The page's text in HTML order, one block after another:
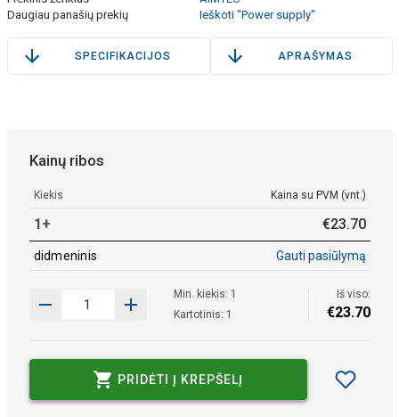
Daugiau panašių prekių
Ieškoti "Power supply"
SPECIFIKACIJOS APRAŠYMAS
Kainų ribos
Kiekis Kaina su PVM (vnt.)
1+ €23.70
didmeninis Gauti pasiūlymą
Min. kiekis: 1
Kartotinis: 1
Iš viso:
€23.70
PRIDĖTI Į KREPŠELĮ